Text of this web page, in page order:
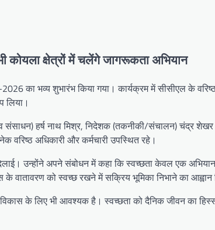
कोयला क्षेत्रों में चलेंगे जागरूकता अभियान
का भव्य शुभारंभ किया गया। कार्यक्रम में सीसीएल के
लिया।
हर्ष नाथ मिश्र, निदेशक (तकनीकी/संचालन) चंद्र शेखर
वरिष्ठ अधिकारी और कर्मचारी उपस्थित रहे।
उन्होंने अपने संबोधन में कहा कि स्वच्छता केवल एक
वातावरण को स्वच्छ रखने में सक्रिय भूमिका निभाने का आह्वान
के लिए भी आवश्यक है। स्वच्छता को दैनिक जीवन का